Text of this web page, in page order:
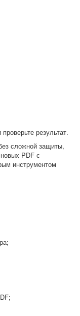
результат.
сложной защиты,
PDF с
инструментом